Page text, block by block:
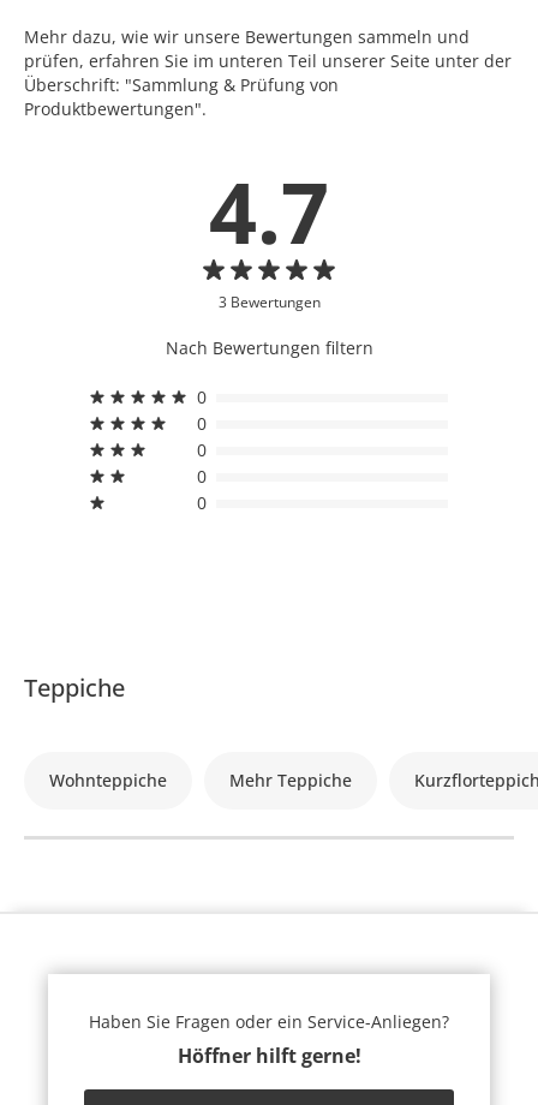
Mehr dazu, wie wir unsere Bewertungen sammeln und
prüfen, erfahren Sie im unteren Teil unserer Seite unter der
Überschrift: "Sammlung & Prüfung von
Produktbewertungen".
4.7
3 Bewertungen
Nach Bewertungen filtern
0
0
0
0
0
Teppiche
Wohnteppiche Mehr Teppiche
Haben Sie Fragen oder ein Service-Anliegen?
Höffner hilft gerne!